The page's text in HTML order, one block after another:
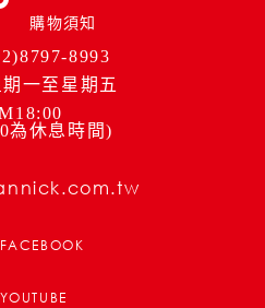
購物須知
8993
一至星期五
為休息時間)
FACEBOOK
YOUTUBE